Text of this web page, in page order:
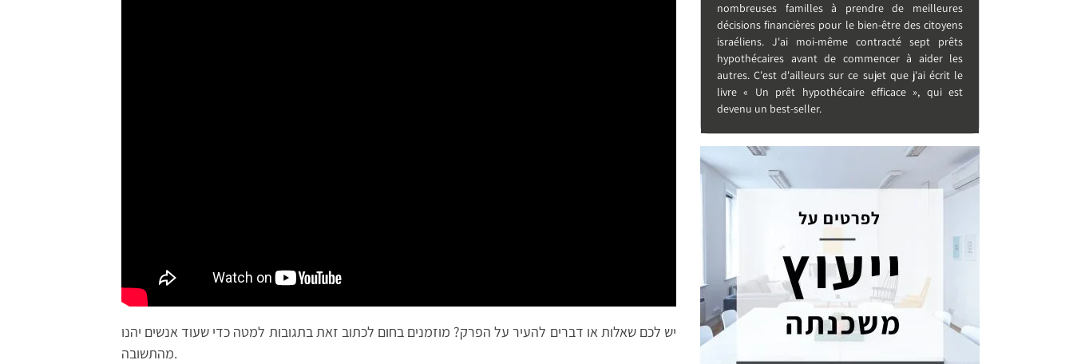
יש לכם שאלות או דברים להעיר על הפרק? מוזמנים בחום לכתוב זאת בתגובות למטה כדי שעוד אנשים יהנו
מהתשובה.
nombreuses familles à prendre de meilleures
décisions financières pour le bien-être des citoyens
israéliens. J'ai moi-même contracté sept prêts
hypothécaires avant de commencer à aider les
autres. C'est d'ailleurs sur ce sujet que j'ai écrit le
livre « Un prêt hypothécaire efficace », qui est
devenu un best-seller.